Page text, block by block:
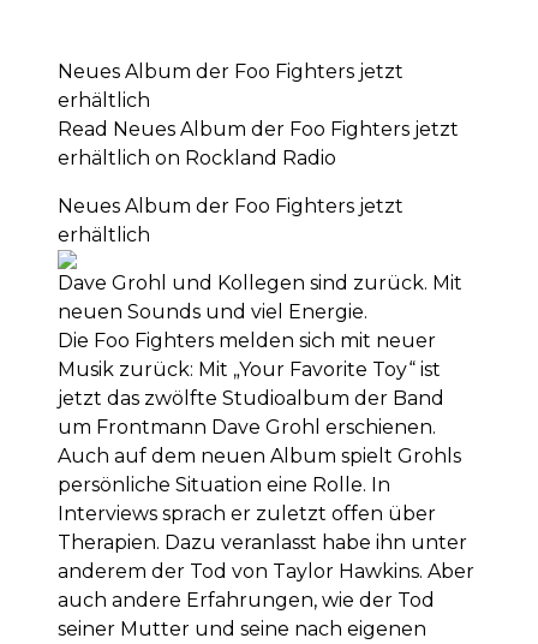
Neues Album der Foo Fighters jetzt
erhältlich
Read Neues Album der Foo Fighters jetzt
erhältlich on Rockland Radio
Neues Album der Foo Fighters jetzt
erhältlich
Dave Grohl und Kollegen sind zurück. Mit
neuen Sounds und viel Energie.
Die Foo Fighters melden sich mit neuer
Musik zurück: Mit „Your Favorite Toy“ ist
jetzt das zwölfte Studioalbum der Band
um Frontmann Dave Grohl erschienen.
Auch auf dem neuen Album spielt Grohls
persönliche Situation eine Rolle. In
Interviews sprach er zuletzt offen über
Therapien. Dazu veranlasst habe ihn unter
anderem der Tod von Taylor Hawkins. Aber
auch andere Erfahrungen, wie der Tod
seiner Mutter und seine nach eigenen